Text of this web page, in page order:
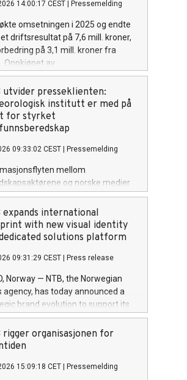
14:00:17 CEST Pressemelding
omsetningen i 2025 og endte
driftsresultat på 7,6 mill. kroner,
på 3,1 mill. kroner fra
Oppkjøpet av
Live Center og
på medieteknologi bærer
utvider presseklienten:
institutt er med på
for styrket
09:33:02 CEST Pressemelding
mellom
og norske medier
ytterligere når Meteorologisk
nå tar i bruk NTBs presseklient.
sikrer at kritisk
når mediene
2026 og legger
expands international
with new visual identity
solutions platform
09:31:29 CEST Press release
Norway — NTB, the Norwegian
agency, has today announced a
brand evolution to support its
international operations. The
of a new visual identity and the
platform ntb.tech marks the
to a specialist partner in global
rigger organisasjonen for
15:09:18 CET Pressemelding